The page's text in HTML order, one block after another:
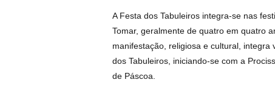
A Festa dos Tabuleiros integra-se nas
Tomar, geralmente de quatro em quatro
manifestação, religiosa e cultural,
dos Tabuleiros, iniciando-se com a
de Páscoa.